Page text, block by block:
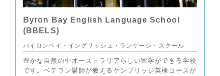
Byron Bay English Language School
(BBELS)
バイロンベイ・イングリッシュ・ランゲージ・スクール
豊かな自然の中オーストラリアらしい留学ができる学校
です。ベテラン講師が教えるケンブリッジ英検コースが